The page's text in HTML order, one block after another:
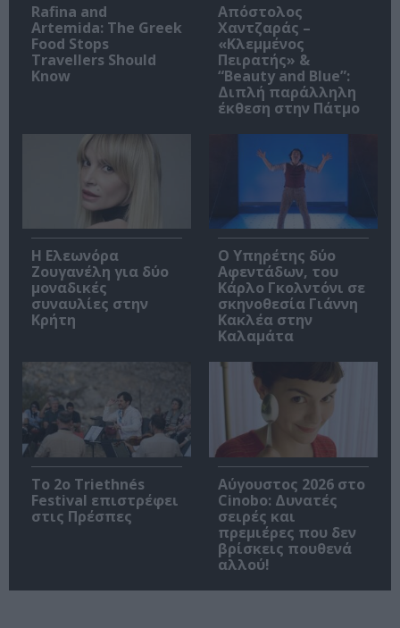
Rafina and
Artemida: The Greek
Food Stops
Travellers Should
Know
Απόστολος
Χαντζαράς –
«Κλεμμένος
Πειρατής» &
“Beauty and Blue”:
Διπλή παράλληλη
έκθεση στην Πάτμο
Η Ελεωνόρα
Ζουγανέλη για δύο
μοναδικές
συναυλίες στην
Κρήτη
Ο Υπηρέτης δύο
Αφεντάδων, του
Κάρλο Γκολντόνι σε
σκηνοθεσία Γιάννη
Κακλέα στην
Καλαμάτα
Το 2ο Triethnés
Festival επιστρέφει
στις Πρέσπες
Αύγουστος 2026 στο
Cinobo: Δυνατές
σειρές και
πρεμιέρες που δεν
βρίσκεις πουθενά
αλλού!